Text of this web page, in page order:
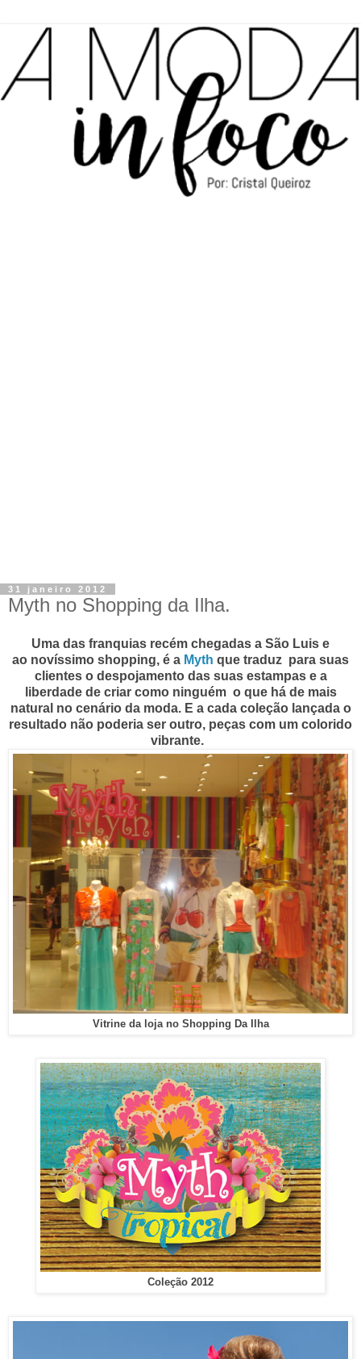
31 janeiro 2012
Myth no Shopping da Ilha.
Uma das franquias recém chegadas a São Luis e
ao novíssimo shopping, é a Myth que traduz para suas
clientes o despojamento das suas estampas e a
liberdade de criar como ninguém o que há de mais
natural no cenário da moda. E a cada coleção lançada o
resultado não poderia ser outro, peças com um colorido
vibrante.
Vitrine da loja no Shopping Da Ilha
Coleção 2012